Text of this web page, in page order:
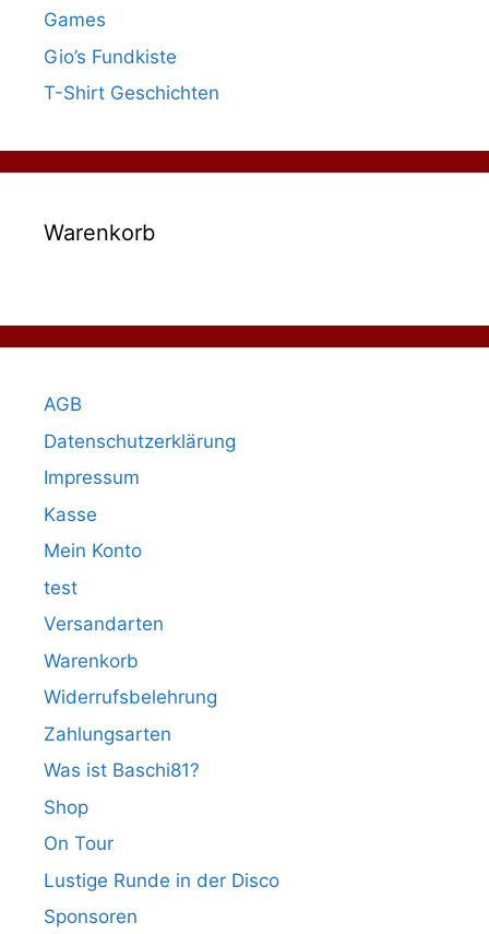
Games
Gio’s Fundkiste
T-Shirt Geschichten
Warenkorb
AGB
Datenschutzerklärung
Impressum
Kasse
Mein Konto
test
Versandarten
Warenkorb
Widerrufsbelehrung
Zahlungsarten
Was ist Baschi81?
Shop
On Tour
Lustige Runde in der Disco
Sponsoren